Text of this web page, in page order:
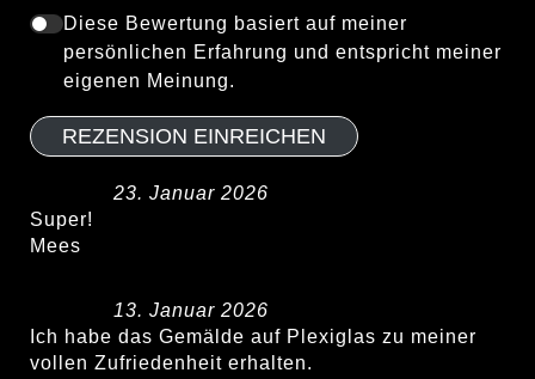
Diese Bewertung basiert auf meiner
persönlichen Erfahrung und entspricht meiner
eigenen Meinung.
REZENSION EINREICHEN
23. Januar 2026
Super!
Mees
13. Januar 2026
Ich habe das Gemälde auf Plexiglas zu meiner
vollen Zufriedenheit erhalten.